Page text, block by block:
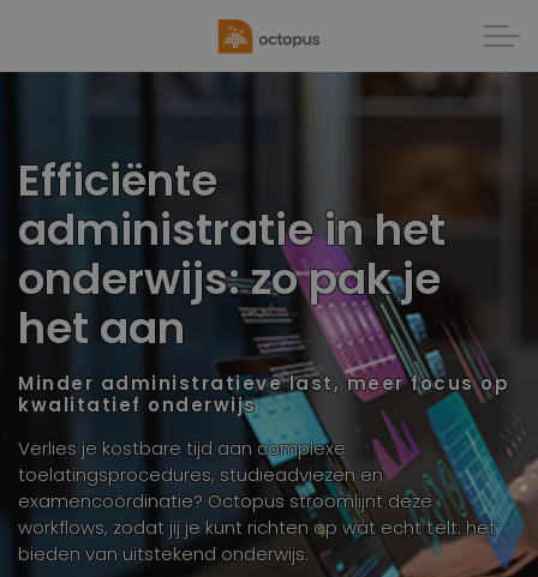
Efficiënte
administratie in het
onderwijs: zo pak je
het aan
Minder administratieve last, meer focus op
kwalitatief onderwijs
Verlies je kostbare tijd aan complexe
toelatingsprocedures, studieadviezen en
examencoördinatie? Octopus stroomlijnt deze
workflows, zodat jij je kunt richten op wat echt telt: het
bieden van uitstekend onderwijs.